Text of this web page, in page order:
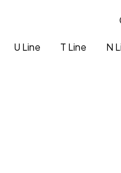
U Line T Line N